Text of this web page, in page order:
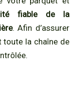
fiable de la
. Afin d’assurer
toute la chaîne de